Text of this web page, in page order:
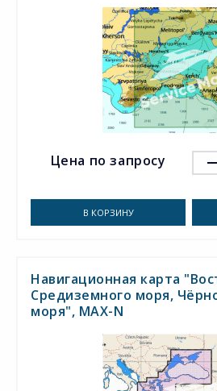
Цена по запросу
В КОРЗИНУ
Навигационная карта
Средиземного моря,
моря", MAX-N